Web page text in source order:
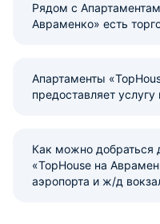
Рядом с
Авраменко» есть
Апартаменты
предоставляет услугу
Как можно добраться
«TopHouse на
аэропорта и ж/д